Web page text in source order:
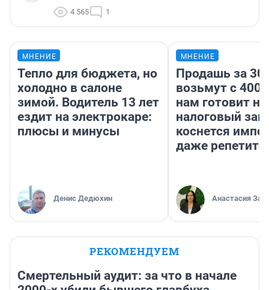
4 565 1
МНЕНИЕ
Тепло для бюджета, но
холодно в салоне
зимой. Водитель 13 лет
ездит на электрокаре:
плюсы и минусы
Денис Дедюхин
МНЕНИЕ
Продашь за
возьмут с
нам готовит
налоговый
коснется
даже
Анастасия
РЕКОМЕНДУЕМ
Смертельный аудит: за что в начале